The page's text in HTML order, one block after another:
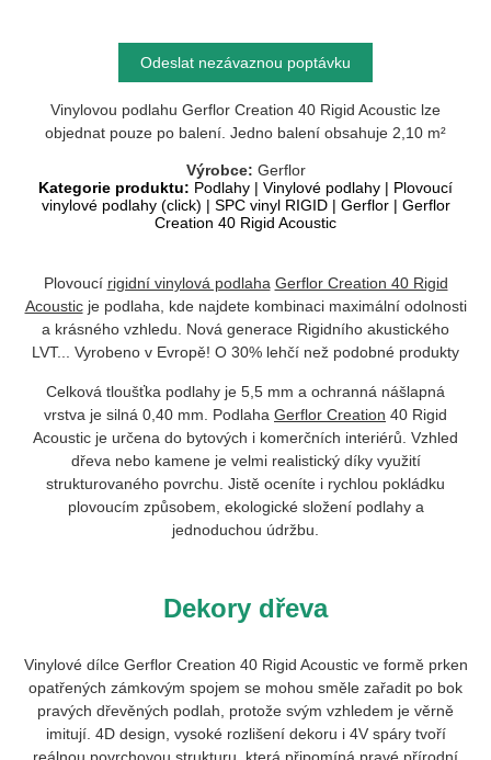
Odeslat nezávaznou poptávku
Vinylovou podlahu Gerflor Creation 40 Rigid Acoustic lze
objednat pouze po balení. Jedno balení obsahuje 2,10 m²
Výrobce: Gerflor
Kategorie produktu: Podlahy | Vinylové podlahy | Plovoucí
vinylové podlahy (click) | SPC vinyl RIGID| Gerflor| Gerflor
Creation 40 Rigid Acoustic
Plovoucí rigidní vinylová podlaha Gerflor Creation 40 Rigid
Acousticje podlaha, kdenajdete kombinaci maximální odolnosti
a krásného vzhledu. Nová generace Rigidního akustického
LVT... Vyrobeno v Evropě! O 30% lehčí než podobné produkty
Celková tloušťka podlahy je 5,5 mm a ochranná nášlapná
vrstva je silná 0,40 mm. Podlaha Gerflor Creation 40 Rigid
Acoustic je určena do bytových i komerčních interiérů. Vzhled
dřeva nebo kamene je velmi realistický díky využití
strukturovaného povrchu. Jistě oceníte i rychlou pokládku
plovoucím způsobem, ekologické složení podlahy a
jednoduchou údržbu.
Dekory dřeva
Vinylové dílce Gerflor Creation 40 Rigid Acoustic ve formě prken
opatřených zámkovým spojem se mohou směle zařadit po bok
pravých dřevěných podlah, protože svým vzhledem je věrně
imitují. 4D design, vysoké rozlišení dekoru i 4V spáry tvoří